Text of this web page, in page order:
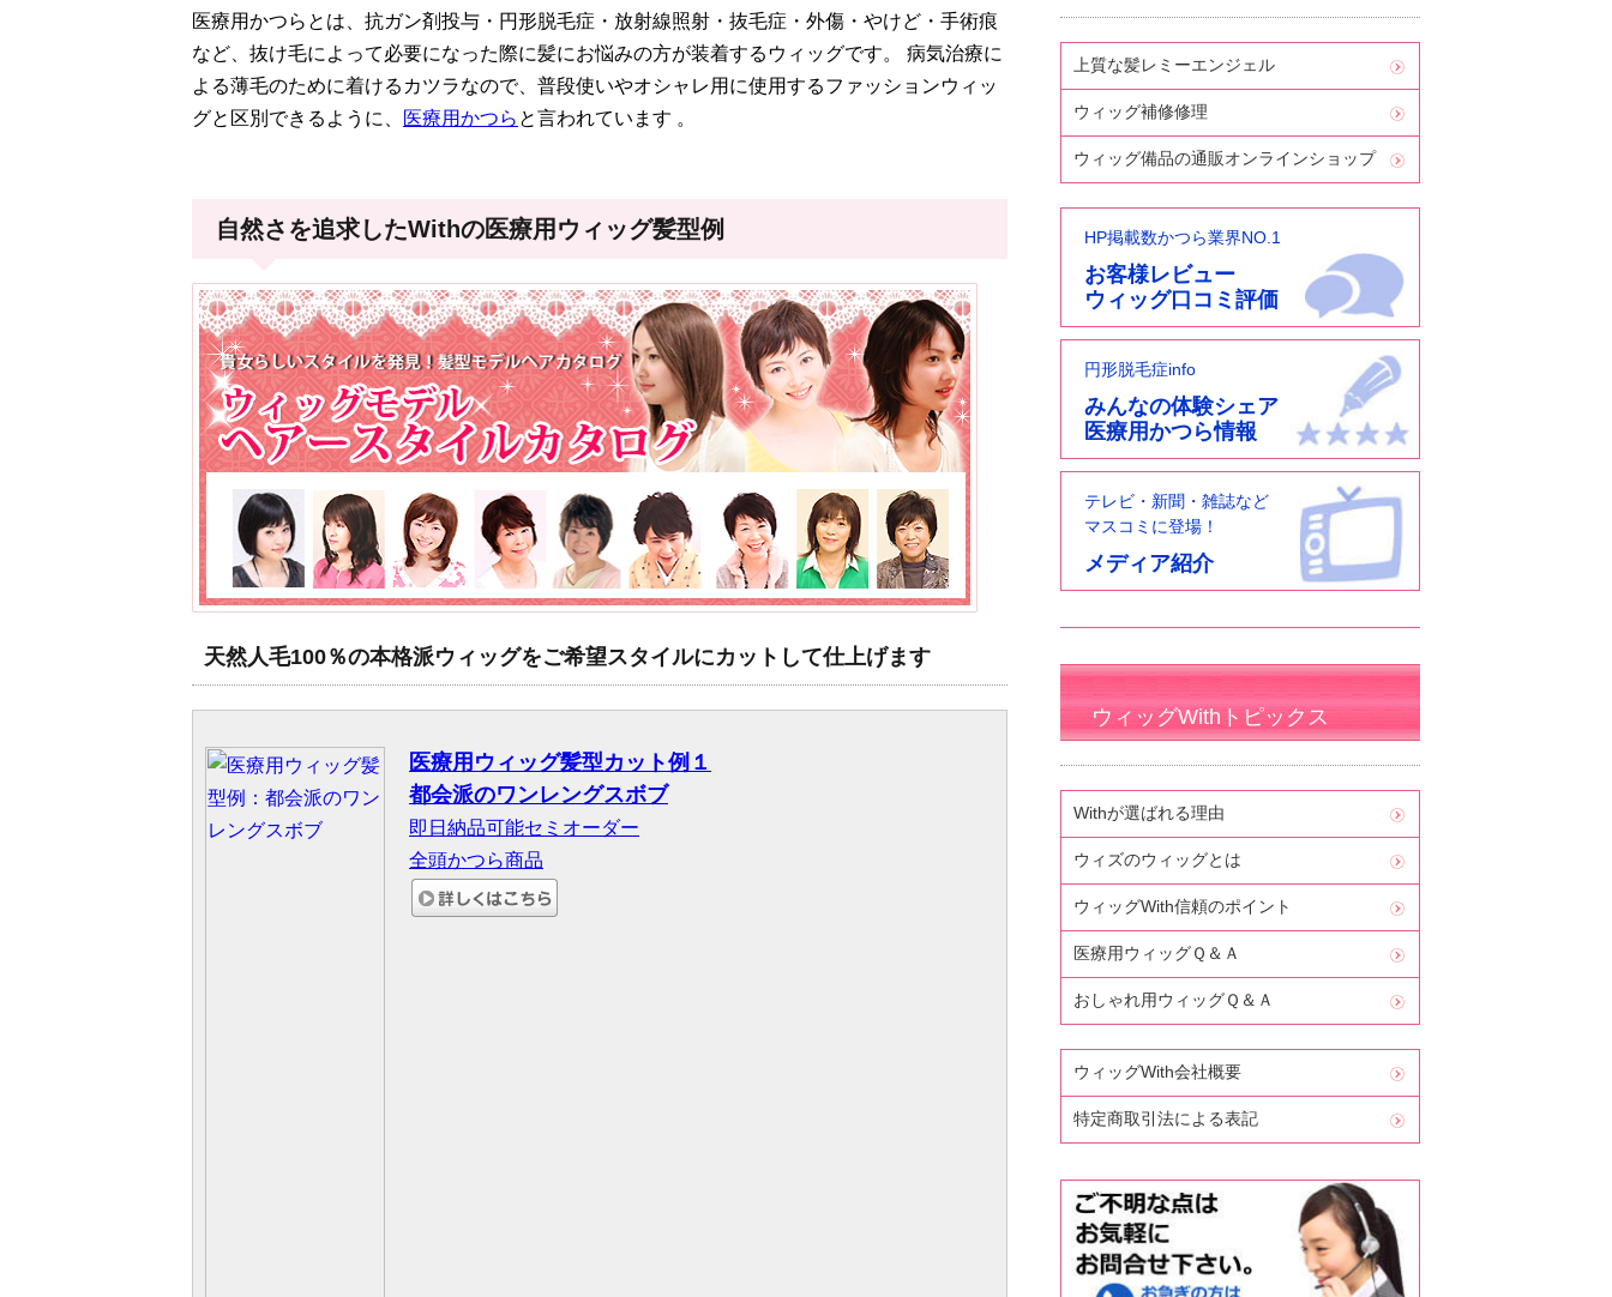
医療用かつらとは、抗ガン剤投与・円形脱毛症・放射線照射・抜毛症・外傷・やけど・手術痕
など、抜け毛によって必要になった際に髪にお悩みの方が装着するウィッグです。 病気治療に
よる薄毛のために着けるカツラなので、普段使いやオシャレ用に使用するファッションウィッ
グと区別できるように、
医療用かつら と言われています 。
自然さを追求したWithの医療用ウィッグ髪型例
天然人毛100％の本格派ウィッグをご希望スタイルにカットして仕上げます
医療用ウィッグ髪型カット例１
都会派のワンレングスボブ
即日納品可能セミオーダー
全頭かつら商品
上質な髪レミーエンジェル
ウィッグ補修修理
ウィッグ備品の通販オンラインショップ
HP掲載数かつら業界NO.1
お客様レビュー
ウィッグ口コミ評価
円形脱毛症info
みんなの体験シェア
医療用かつら情報
テレビ・新聞・雑誌など
マスコミに登場！
メディア紹介
ウィッグWithトピックス
Withが選ばれる理由
ウィズのウィッグとは
ウィッグWith信頼のポイント
医療用ウィッグＱ＆Ａ
おしゃれ用ウィッグＱ＆Ａ
ウィッグWith会社概要
特定商取引法による表記